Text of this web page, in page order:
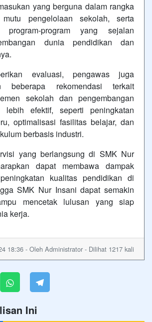
yang berguna dalam rangka
mutu pengelolaan sekolah, serta
program-program yang sejalan
dunia pendidikan dan
evaluasi, pengawas juga
beberapa rekomendasi terkait
sekolah dan pengembangan
lebih efektif, seperti peningkatan
optimalisasi fasilitas belajar, dan
berbasis industri.
yang berlangsung di SMK Nur
dapat membawa dampak
kualitas pendidikan di
SMK Nur Insani dapat semakin
mencetak lulusan yang siap
kerja.
18:36 - Oleh Administrator - Dilihat 1217 kali
Ini